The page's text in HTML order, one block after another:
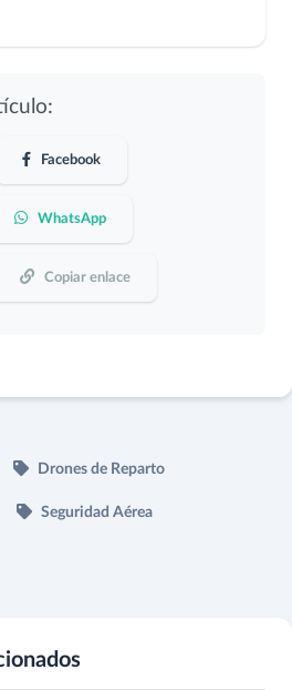
Facebook
WhatsApp
Copiar enlace
Drones de Reparto
Seguridad Aérea